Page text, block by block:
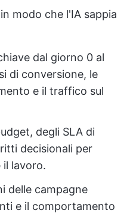
modo che l'IA sappia
dal giorno 0 al
di conversione, le
e il traffico sul
degli SLA di
decisionali per
lavoro.
delle campagne
e il comportamento